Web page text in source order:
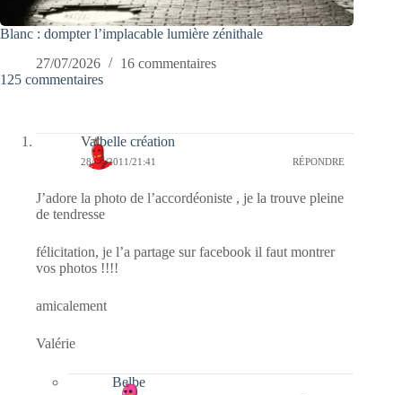
Blanc : dompter l’implacable lumière zénithale
27/07/2026
16 commentaires
125 commentaires
Valbelle création
28/02/2011/21:41 RÉPONDRE
J’adore la photo de l’accordéoniste , je la trouve pleine
de tendresse
félicitation, je l’a partage sur facebook il faut montrer
vos photos !!!!
amicalement
Valérie
Belbe